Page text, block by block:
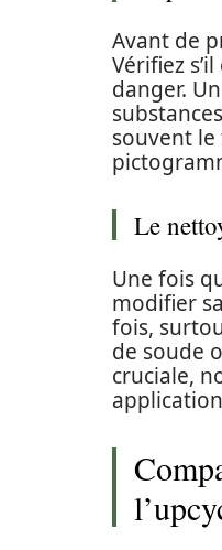
Avant de
Vérifiez
danger. Un
souvent
Le
Une fois
modifier
fois,
de soude
cruciale,